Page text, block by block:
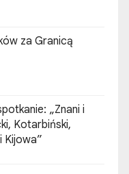
za Granicą
„Znani i
Kotarbiński,
Kijowa”